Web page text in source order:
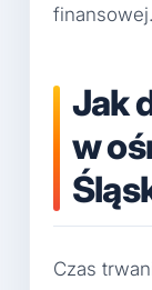
finansowej.
Jak
w
Czas